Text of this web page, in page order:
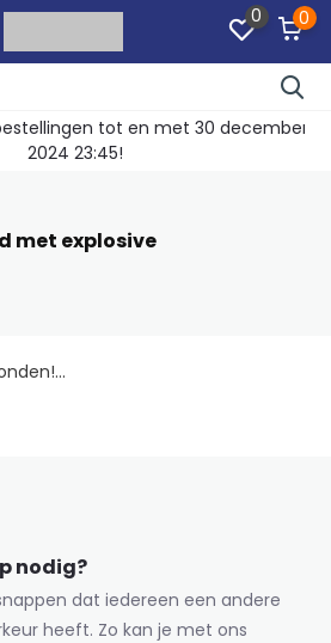
0 0
tot en met 30 december
2024 23:45!
met explosive
nodig?
dat iedereen een andere
heeft. Zo kan je met ons